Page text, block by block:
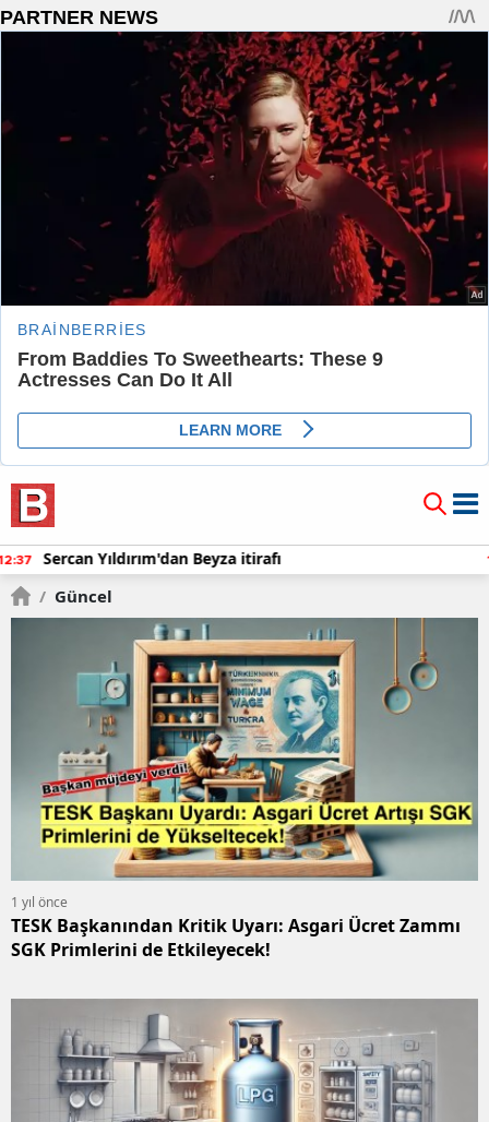
12:10 Mauro Icardi'den olay yaratan paylaşımlar!
/ Güncel
1 yıl önce
TESK Başkanından Kritik Uyarı: Asgari Ücret Zammı
SGK Primlerini de Etkileyecek!